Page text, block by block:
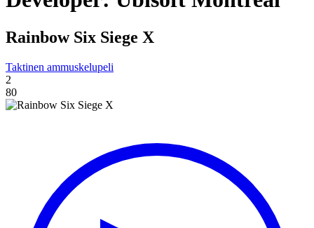
Rainbow Six Siege X
Taktinen ammuskelupeli
2
80